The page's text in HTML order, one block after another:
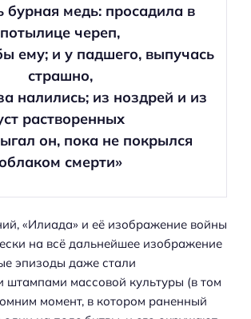
бурная медь: просадила в
потылице череп,
ему; и у падшего, выпучась
страшно,
налились; из ноздрей и из
растворенных
он, пока не покрылся
смерти»
«Илиада» и её изображение войны
на всё дальнейшее изображение
эпизоды даже стали
штампами массовой культуры (в том
момент, в котором раненный